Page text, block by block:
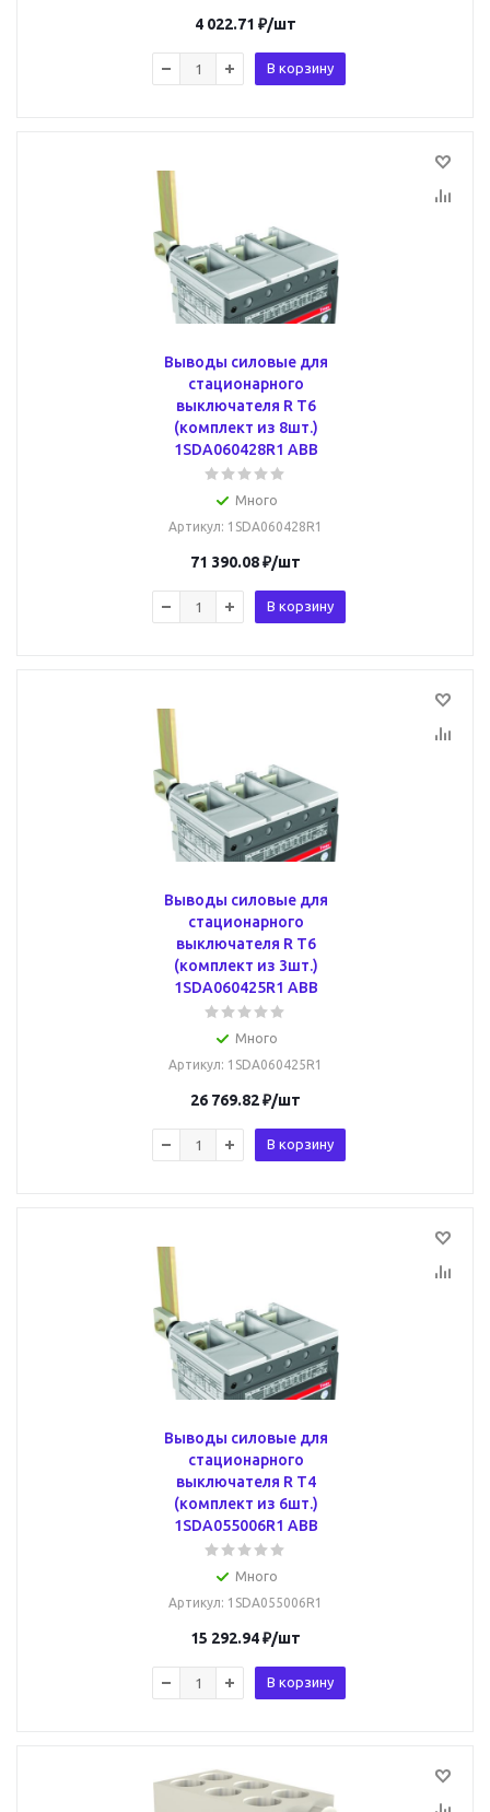
4 022.71 ₽/шт
В корзину
Выводы силовые для
стационарного
выключателя R T6
(комплект из 8шт.)
1SDA060428R1 ABB
Много
Артикул: 1SDA060428R1
71 390.08₽/шт
В корзину
Выводы силовые для
стационарного
выключателя R T6
(комплект из 3шт.)
1SDA060425R1 ABB
Много
Артикул: 1SDA060425R1
26 769.82₽/шт
В корзину
Выводы силовые для
стационарного
выключателя R T4
(комплект из 6шт.)
1SDA055006R1 ABB
Много
Артикул: 1SDA055006R1
15 292.94₽/шт
В корзину